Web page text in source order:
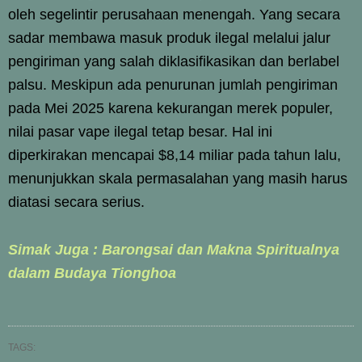
oleh segelintir perusahaan menengah. Yang secara
sadar membawa masuk produk ilegal melalui jalur
pengiriman yang salah diklasifikasikan dan berlabel
palsu. Meskipun ada penurunan jumlah pengiriman
pada Mei 2025 karena kekurangan merek populer,
nilai pasar vape ilegal tetap besar. Hal ini
diperkirakan mencapai $8,14 miliar pada tahun lalu,
menunjukkan skala permasalahan yang masih harus
diatasi secara serius.
Simak Juga : Barongsai dan Makna Spiritualnya
dalam Budaya Tionghoa
TAGS: